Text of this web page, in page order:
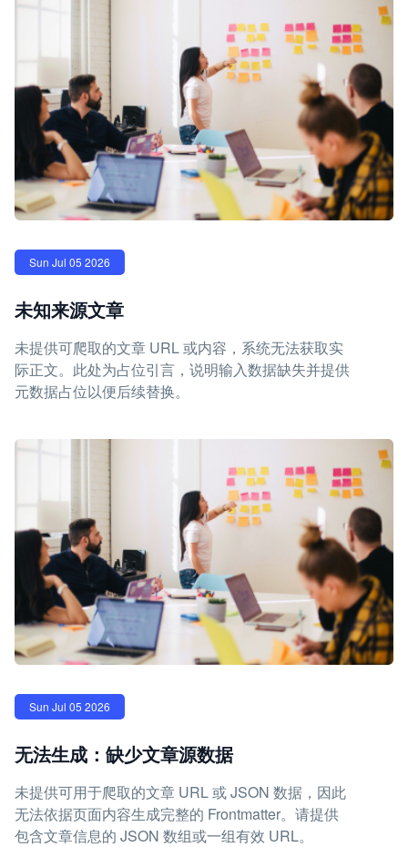
Sun Jul 05 2026
未知来源文章
未提供可爬取的文章 URL 或内容，系统无法获取实
际正文。此处为占位引言，说明输入数据缺失并提供
元数据占位以便后续替换。
Sun Jul 05 2026
无法生成：缺少文章源数据
未提供可用于爬取的文章 URL 或 JSON 数据，因此
无法依据页面内容生成完整的 Frontmatter。请提供
包含文章信息的 JSON 数组或一组有效 URL。